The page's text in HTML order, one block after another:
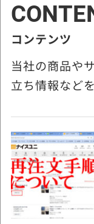
コンテンツ
当社の商品や
立ち情報など